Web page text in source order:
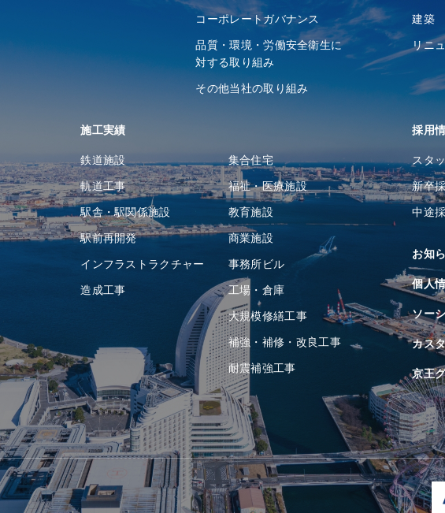
コーポレートガバナンス
品質・環境・労働安全衛⽣に
対する取り組み
その他当社の取り組み
建築
リニ
施工実績
鉄道施設
軌道⼯事
駅舎・駅関係施設
駅前再開発
インフラストラクチャー
造成⼯事
集合住宅
福祉・医療施設
教育施設
商業施設
事務所ビル
⼯場・倉庫
⼤規模修繕工事
補強・補修・改良工事
耐震補強⼯事
採⽤
スタ
新卒
中途
お知
個人
ソー
カス
京王